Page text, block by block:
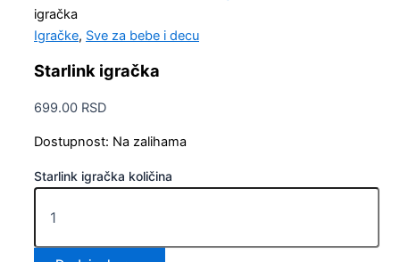
igračka
Igračke, Sve za bebe i decu
Starlink igračka
699.00 RSD
Dostupnost: Na zalihama
Starlink igračka količina